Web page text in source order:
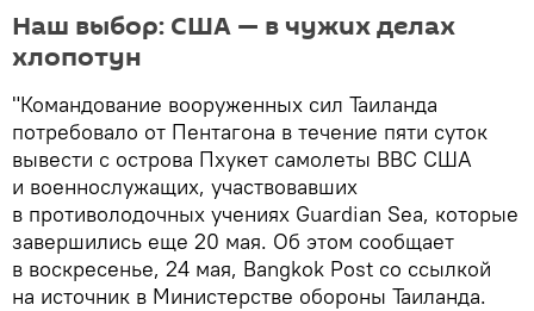
Наш выбор: США — в чужих делах
хлопотун
"Командование вооруженных сил Таиланда
потребовало от Пентагона в течение пяти суток
вывести с острова Пхукет самолеты ВВС США
и военнослужащих, участвовавших
в противолодочных учениях Guardian Sea, которые
завершились еще 20 мая. Об этом сообщает
в воскресенье, 24 мая, Bangkok Post со ссылкой
на источник в Министерстве обороны Таиланда.